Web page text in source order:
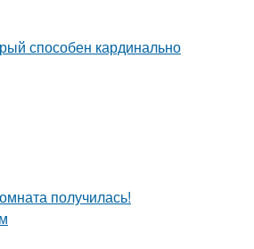
способен кардинально
получилась!